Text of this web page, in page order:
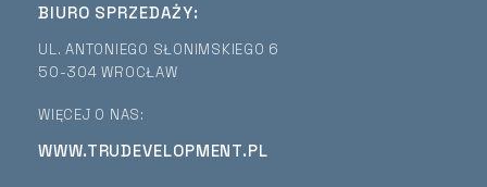
BIURO SPRZEDAŻY:
UL. ANTONIEGO SŁONIMSKIEGO 6
50-304 WROCŁAW
WIĘCEJ O NAS:
WWW.TRUDEVELOPMENT.PL